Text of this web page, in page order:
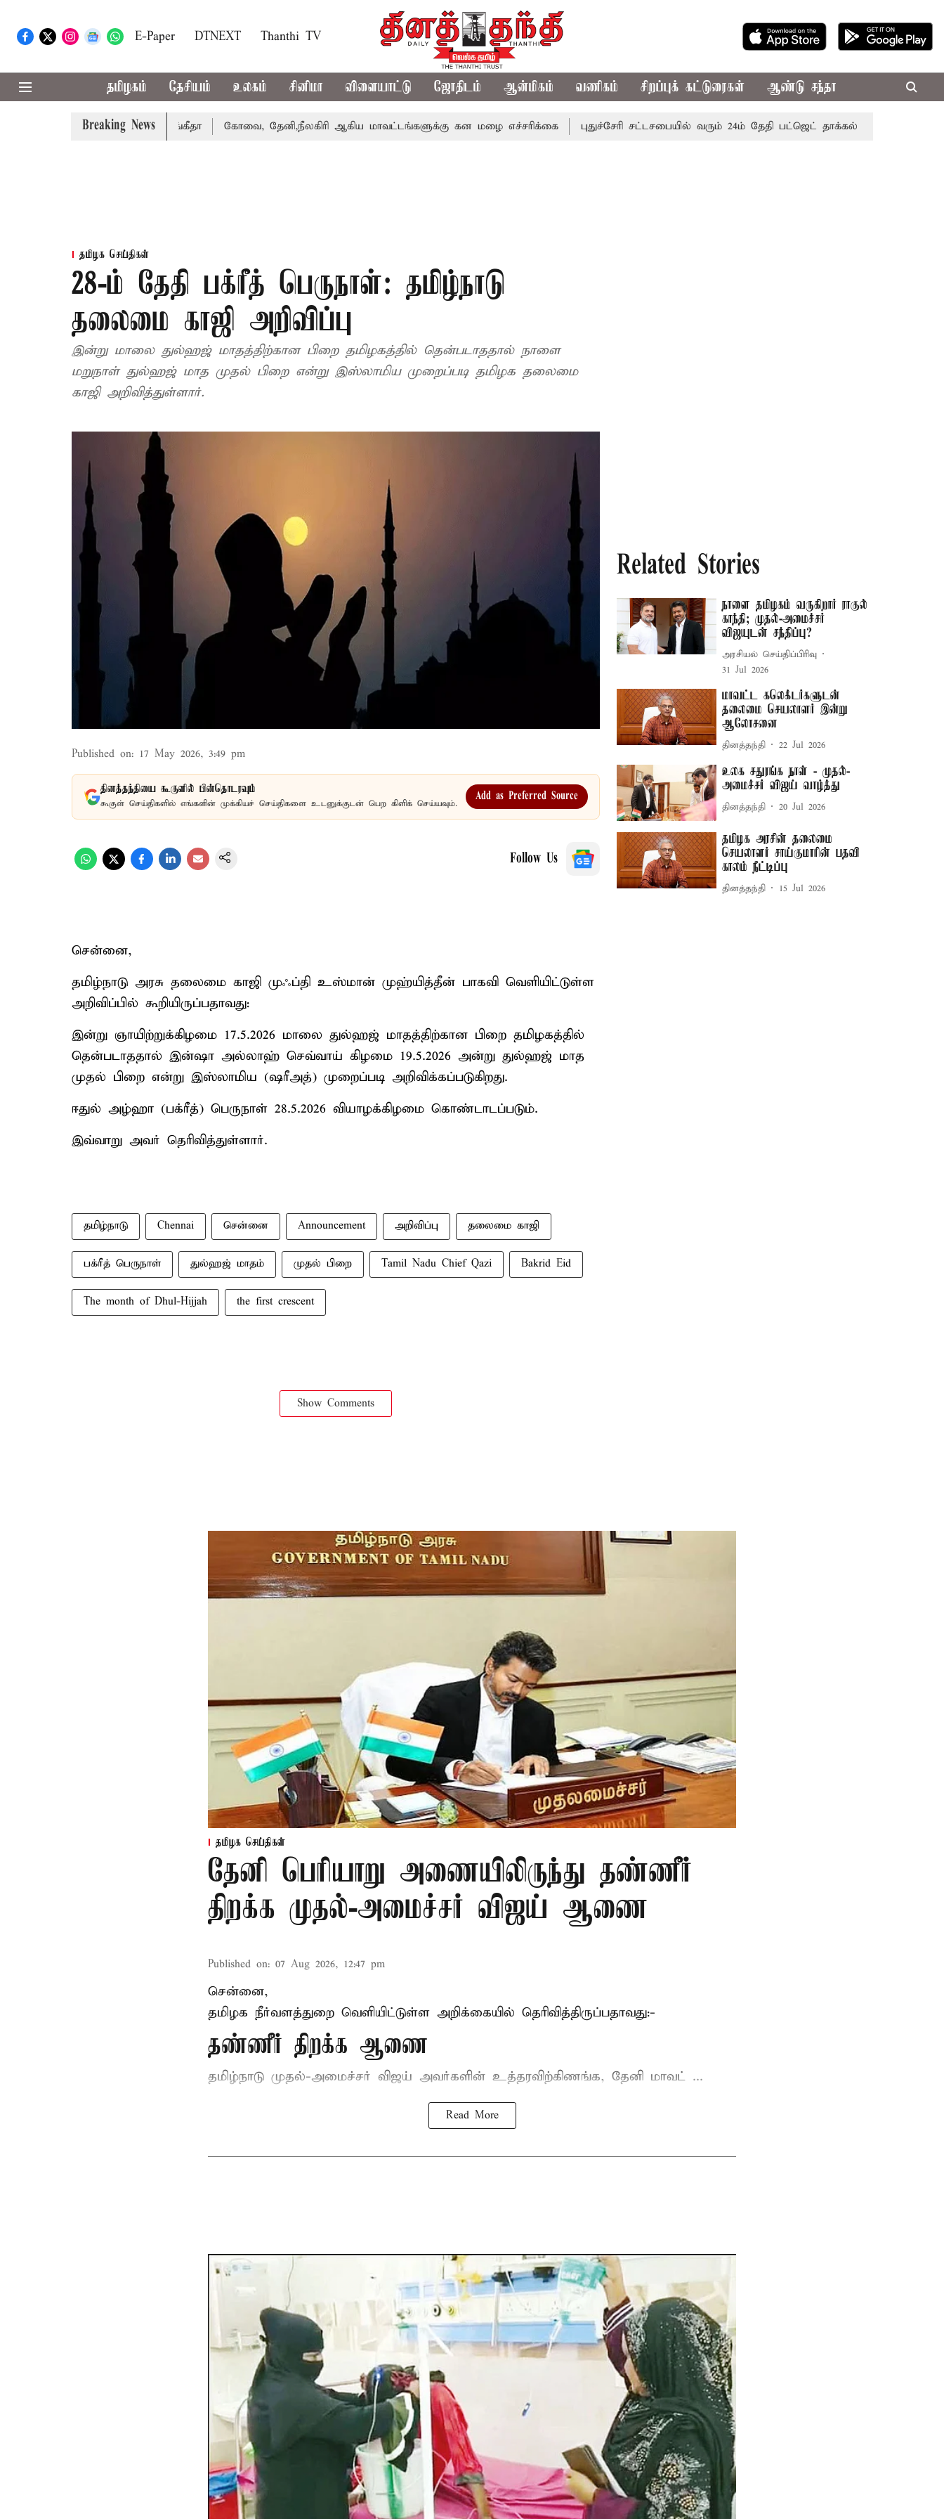
E-Paper DTNEXT Thanthi TV
தமிழகம் தேசியம் உலகம் சினிமா விளையாட்டு ஜோதிடம் ஆன்மிகம் வணிகம் சிறப்புக் கட்டுரைகள் ஆண்டு சந்தா
Breaking News
வழக்கை வாபஸ் பெற்றார் சங்கீதா கோவை, தேனி,நீலகிரி ஆகிய மாவட்டங்களுக்கு கன மழை எச்சரிக்கை புதுச்சேரி சட்டசபையில் வரும் 24ம் தேதி பட்ஜெட் தாக்கல் செய்கிறார் முதல்-
தமிழக செய்திகள்
28-ம் தேதி பக்ரீத் பெருநாள்: தமிழ்நாடு
தலைமை காஜி அறிவிப்பு
இன்று மாலை துல்ஹஜ் மாதத்திற்கான பிறை தமிழகத்தில் தென்படாததால் நாளை
மறுநாள் துல்ஹஜ் மாத முதல் பிறை என்று இஸ்லாமிய முறைப்படி தமிழக தலைமை
காஜி அறிவித்துள்ளார்.
Published on: 17 May 2026, 3:49 pm
தினத்தந்தியை கூகுளில் பின்தொடரவும்
கூகுள் செய்திகளில் எங்களின் முக்கியச் செய்திகளை உடனுக்குடன் பெற கிளிக் செய்யவும்.
Add as Preferred Source
Follow Us
சென்னை,
தமிழ்நாடு அரசு தலைமை காஜி முஃப்தி உஸ்மான் முஹ்யித்தீன் பாகவி வெளியிட்டுள்ள
அறிவிப்பில் கூறியிருப்பதாவது:
இன்று ஞாயிற்றுக்கிழமை 17.5.2026 மாலை துல்ஹஜ் மாதத்திற்கான பிறை தமிழகத்தில்
தென்படாததால் இன்ஷா அல்லாஹ் செவ்வாய் கிழமை 19.5.2026 அன்று துல்ஹஜ் மாத
முதல் பிறை என்று இஸ்லாமிய (ஷரீஅத்) முறைப்படி அறிவிக்கப்படுகிறது.
ஈதுல் அழ்ஹா (பக்ரீத்) பெருநாள் 28.5.2026 வியாழக்கிழமை கொண்டாடப்படும்.
இவ்வாறு அவர் தெரிவித்துள்ளார்.
தமிழ்நாடு Chennai சென்னை Announcement அறிவிப்பு தலைமை காஜி
பக்ரீத் பெருநாள் துல்ஹஜ் மாதம் முதல் பிறை Tamil Nadu Chief Qazi Bakrid Eid
The month of Dhul-Hijjah the first crescent
Show Comments
Related Stories
நாளை தமிழகம் வருகிறார் ராகுல்
காந்தி; முதல்-அமைச்சர்
விஜயுடன் சந்திப்பு?
அரசியல் செய்திப்பிரிவு
31 Jul 2026
மாவட்ட கலெக்டர்களுடன்
தலைமை செயலாளர் இன்று
ஆலோசனை
தினத்தந்தி 22 Jul 2026
உலக சதுரங்க நாள் - முதல்-
அமைச்சர் விஜய் வாழ்த்து
தினத்தந்தி 20 Jul 2026
தமிழக அரசின் தலைமை
செயலாளர் சாய்குமாரின் பதவி
காலம் நீட்டிப்பு
தினத்தந்தி 15 Jul 2026
தமிழக செய்திகள்
தேனி பெரியாறு அணையிலிருந்து தண்ணீர்
திறக்க முதல்-அமைச்சர் விஜய் ஆணை
Published on: 07 Aug 2026, 12:47 pm
சென்னை,
தமிழக நீர்வளத்துறை வெளியிட்டுள்ள அறிக்கையில் தெரிவித்திருப்பதாவது:-
தண்ணீர் திறக்க ஆணை
தமிழ்நாடு முதல்-அமைச்சர் விஜய் அவர்களின் உத்தரவிற்கிணங்க, தேனி மாவட் ...
Read More